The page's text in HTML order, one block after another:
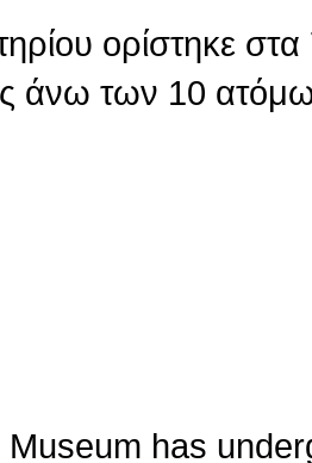
ορίστηκε
άνω των 10
has